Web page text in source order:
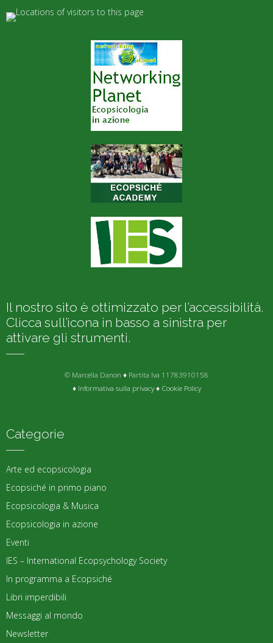
Il nostro sito è ottimizzato per l’accessibilità.
Clicca sull’icona in basso a sinistra per
attivare gli strumenti.
© Marcella Danon ♦ Partita Iva 11783910158
♦ Informativa sulla privacy♦ Cookie Policy
Categorie
Arte ed ecopsicologia
Ecopsiché in primo piano
Ecopsicologia & Musica
Ecopsicologia in azione
Eventi
IES – International Ecopsychology Society
In programma a Ecopsiché
Libri imperdibili
Messaggi al mondo
Newsletter